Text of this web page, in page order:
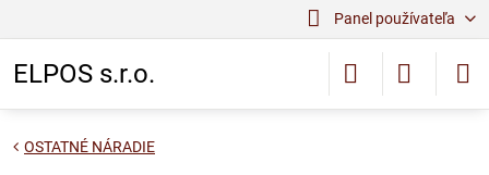
Panel používateľa
ELPOS s.r.o.
OSTATNÉ NÁRADIE